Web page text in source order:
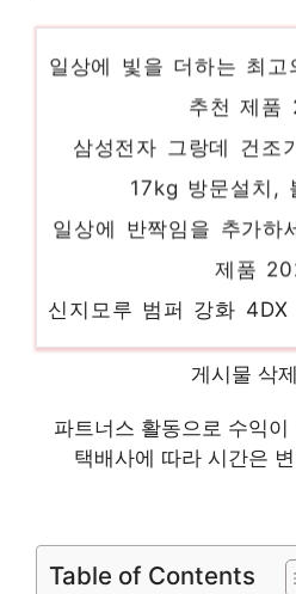
추천 제품
삼성전자 그랑데 건조
17kg 방문설치,
일상에 반짝임을 추가하
제품
신지모루 범퍼 강화
일상에 반짝임을 추가하
홈플래닛 140cm 자바
제품
게시물 삭
파트너스 활동으로 수익
택배사에 따라 시간은
Table of Contents